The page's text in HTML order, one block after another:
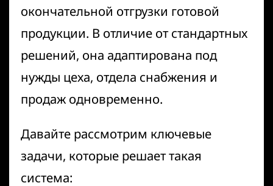
окончательной отгрузки готовой
продукции. В отличие от стандартных
решений, она адаптирована под
нужды цеха, отдела снабжения и
продаж одновременно.
Давайте рассмотрим ключевые
задачи, которые решает такая
система: